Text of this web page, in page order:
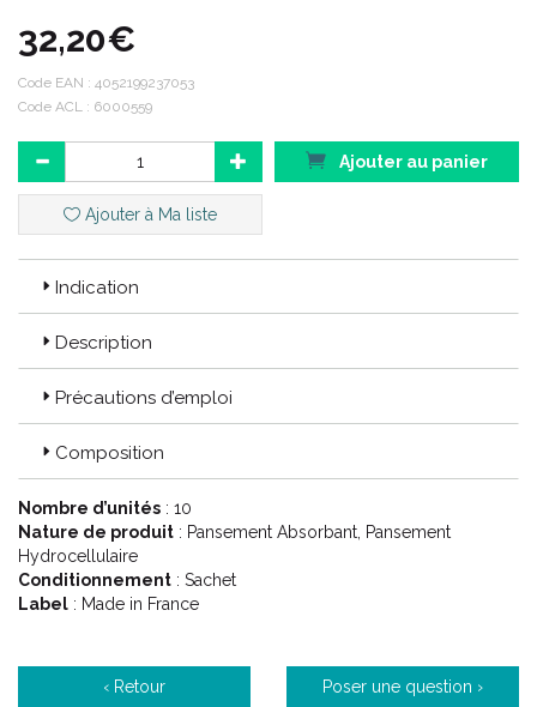
32,20€
Code EAN : 4052199237053
Code ACL : 6000559
Ajouter au panier
Ajouter à Ma liste
Indication
Description
Précautions d’emploi
Composition
Nombre d’unités : 10
Nature de produit : Pansement Absorbant, Pansement
Hydrocellulaire
Conditionnement : Sachet
Label : Made in France
‹ Retour Poser une question ›